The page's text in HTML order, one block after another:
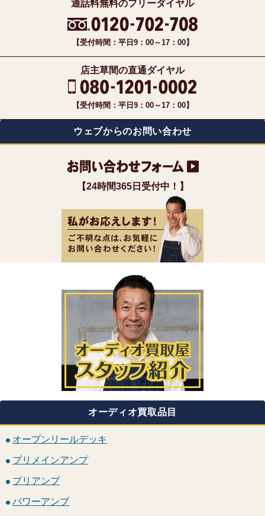
通話料無料のフリーダイヤル
【受付時間：平日9：00～17：00】
店主草間の直通ダイヤル
【受付時間：平日9：00～17：00】
ウェブからのお問い合わせ
【24時間365日受付中！】
オーディオ買取品目
オープンリールデッキ
プリメインアンプ
プリアンプ
パワーアンプ